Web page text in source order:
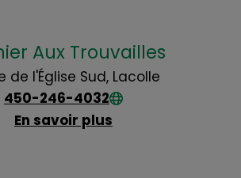
Aux Trouvailles
de l'Église Sud, Lacolle
450-246-4032
En savoir plus